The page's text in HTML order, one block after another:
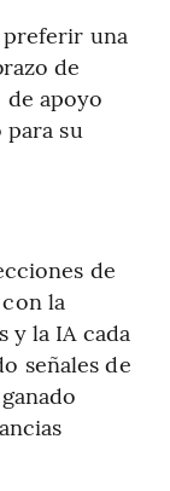
una
de
de apoyo
su
de
la
y la IA cada
señales de